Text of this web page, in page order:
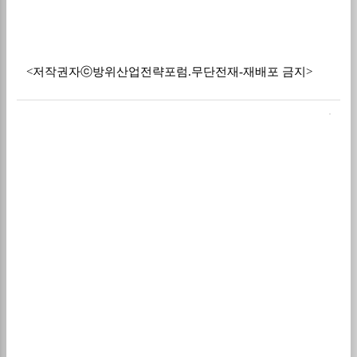
<저작권자ⓒ방위산업전략포럼.무단전재-재배포 금지>